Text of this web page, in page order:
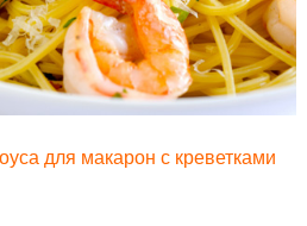
для макарон с креветками